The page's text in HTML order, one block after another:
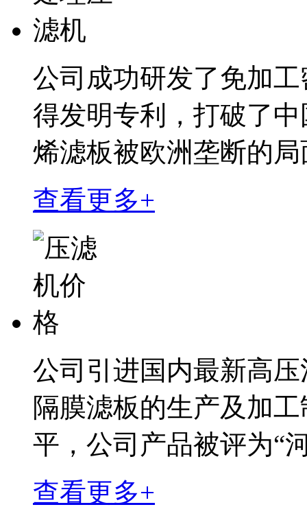
公司成功研发了免加
得发明专利，打破了
烯滤板被欧洲垄断的
查看更多+
公司引进国内最新高
隔膜滤板的生产及加
平，公司产品被评为“
查看更多+